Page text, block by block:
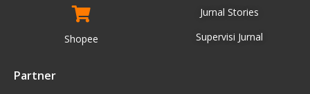
Shopee
Jurnal Stories
Supervisi Jurnal
Partner